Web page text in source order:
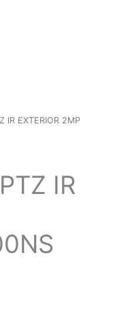
IR EXTERIOR 2MP
IR